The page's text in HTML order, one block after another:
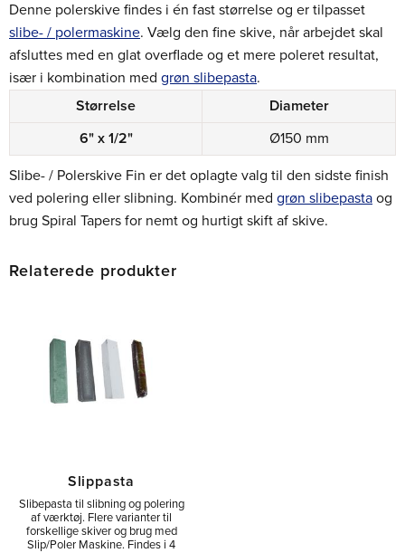
Denne polerskive findes i én fast størrelse og er tilpasset
slibe- / polermaskine. Vælg den fine skive, når arbejdet skal
afsluttes med en glat overflade og et mere poleret resultat,
især i kombination med grøn slibepasta.
Størrelse
Diameter
6" x 1/2"
Ø150 mm
Slibe- / Polerskive Fin er det oplagte valg til den sidste finish
ved polering eller slibning. Kombinér med grøn slibepasta og
brug Spiral Tapers for nemt og hurtigt skift af skive.
Relaterede produkter
Slippasta
Slibepasta til slibning og polering
af værktøj. Flere varianter til
forskellige skiver og brug med
Slip/Poler Maskine. Findes i 4